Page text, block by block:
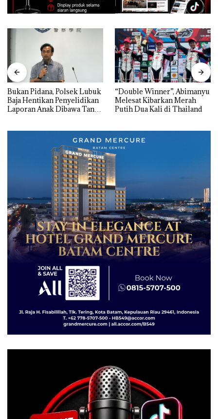
Bukan Pidana, Polsek Lubuk
Baja Hentikan Penyelidikan
Laporan Anak Dibawa Tanpa
“Double Winner”, Abimanyu
Melesat Kibarkan Merah
Putih Dua Kali di Thailand